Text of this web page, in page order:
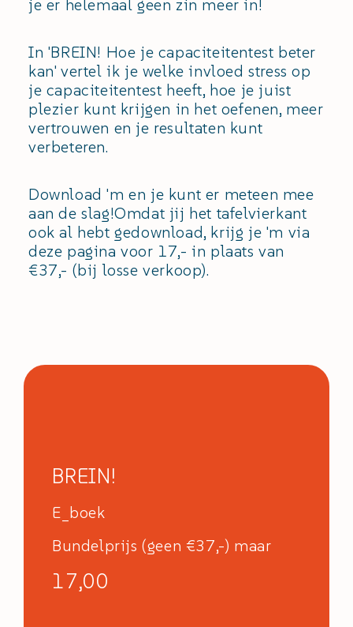
je er helemaal geen zin meer in!
In 'BREIN! Hoe je capaciteitentest beter
kan' vertel ik je welke invloed stress op
je capaciteitentest heeft, hoe je juist
plezier kunt krijgen in het oefenen, meer
vertrouwen en je resultaten kunt
verbeteren.
Download 'm en je kunt er meteen mee
aan de slag!Omdat jij het tafelvierkant
ook al hebt gedownload, krijg je 'm via
deze pagina voor 17,- in plaats van
€37,- (bij losse verkoop).
BREIN!
E_boek
Bundelprijs (geen €37,-) maar
17,00